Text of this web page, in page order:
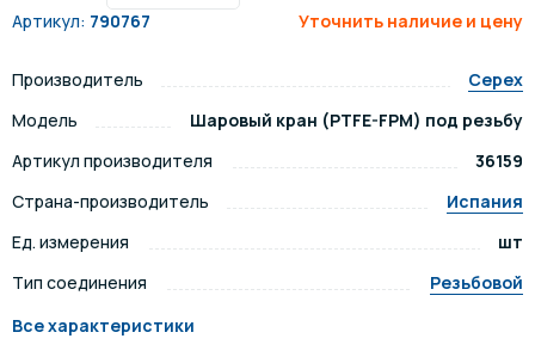
Артикул: 790767 Уточнить наличие и цену
Производитель
Cepex
Модель
Шаровый кран (PTFE-FPM) под резьбу
Артикул производителя
36159
Страна-производитель
Испания
Ед. измерения
шт
Тип соединения
Резьбовой
Все характеристики